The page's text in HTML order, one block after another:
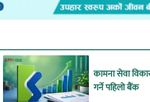
कामना सेवा
गर्ने पहिलो बैंक